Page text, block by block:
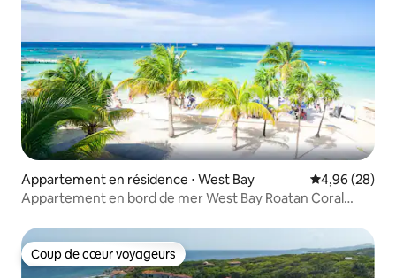
Appartement en résidence ⋅ West Bay Évaluation
4,96 (28)
Appartement en bord de mer West Bay Roatan Coral
Coup de cœur voyageurs
Coup de cœur voyageurs